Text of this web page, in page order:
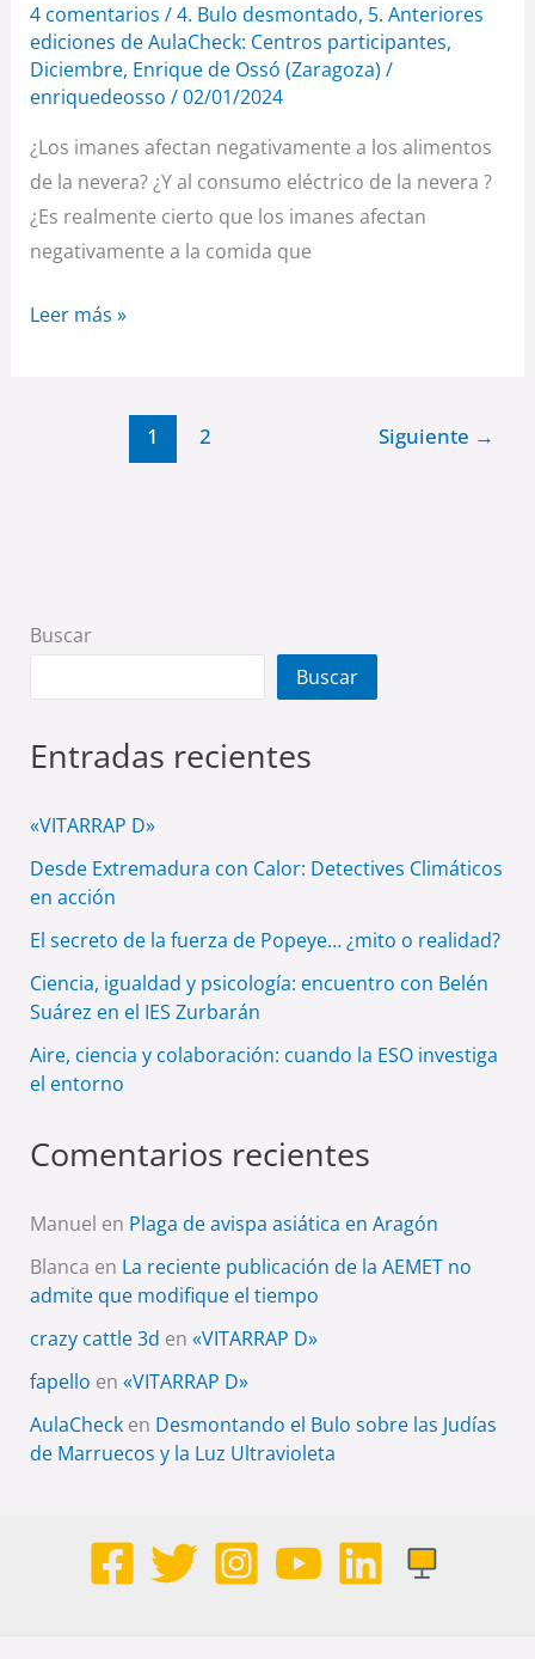
4 comentarios /4. Bulo desmontado, 5. Anteriores
ediciones de AulaCheck: Centros participantes,
Diciembre, Enrique de Ossó (Zaragoza) /
enriquedeosso /02/01/2024
¿Los imanes afectan negativamente a los alimentos
de la nevera? ¿Y al consumo eléctrico de la nevera ?
¿Es realmente cierto que los imanes afectan
negativamente a la comida que
Leer más »
1 2 Siguiente →
Buscar
Buscar
Entradas recientes
«VITARRAP D»
Desde Extremadura con Calor: Detectives Climáticos
en acción
El secreto de la fuerza de Popeye… ¿mito o realidad?
Ciencia, igualdad y psicología: encuentro con Belén
Suárez en el IES Zurbarán
Aire, ciencia y colaboración: cuando la ESO investiga
el entorno
Comentarios recientes
Manuel en Plaga de avispa asiática en Aragón
Blanca en La reciente publicación de la AEMET no
admite que modifique el tiempo
crazy cattle 3d en «VITARRAP D»
fapello en «VITARRAP D»
AulaChecken Desmontando el Bulo sobre las Judías
de Marruecos y la Luz Ultravioleta